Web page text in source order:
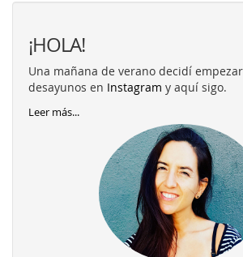
¡HOLA!
Una mañana de verano decidí
desayunos en Instagram y aquí sigo.
Leer más...